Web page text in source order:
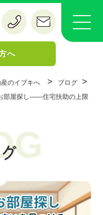
へ
のイブキへ > ブログ >
部屋探し——住宅扶助の上限